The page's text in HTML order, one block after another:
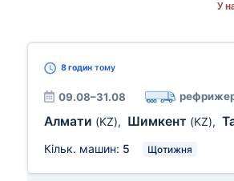
У
8 годин тому
09.08–31.08
Алмати (KZ), Шимкент (KZ),
Кільк. машин: 5 Щотижня